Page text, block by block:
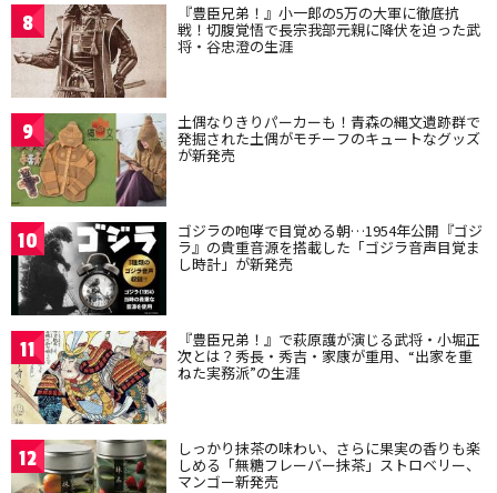
8 『豊臣兄弟！』小一郎の5万の大軍に徹底抗
戦！切腹覚悟で長宗我部元親に降伏を迫った武
将・谷忠澄の生涯
9 土偶なりきりパーカーも！青森の縄文遺跡群で
発掘された土偶がモチーフのキュートなグッズ
が新発売
10 ゴジラの咆哮で目覚める朝…1954年公開『ゴジ
ラ』の貴重音源を搭載した「ゴジラ音声目覚ま
し時計」が新発売
11 『豊臣兄弟！』で萩原護が演じる武将・小堀正
次とは？秀長・秀吉・家康が重用、“出家を重
ねた実務派”の生涯
12 しっかり抹茶の味わい、さらに果実の香りも楽
しめる「無糖フレーバー抹茶」ストロベリー、
マンゴー新発売